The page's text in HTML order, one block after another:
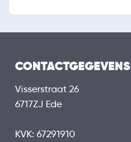
CONTACTGEGEVENS
Visserstraat 26
6717ZJ Ede
KVK: 67291910